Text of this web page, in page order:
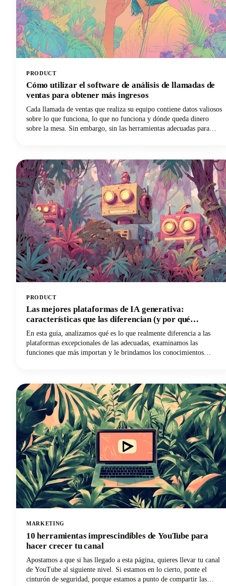
PRODUCT
Cómo utilizar el software de análisis de llamadas de
ventas para obtener más ingresos
Cada llamada de ventas que realiza su equipo contiene datos valiosos
sobre lo que funciona, lo que no funciona y dónde queda dinero
sobre la mesa. Sin embargo, sin las herramientas adecuadas para
PRODUCT
Las mejores plataformas de IA generativa:
características que las diferencian (y por qué
Castmagic es líder entre los creadores de contenido)
En esta guía, analizamos qué es lo que realmente diferencia a las
plataformas excepcionales de las adecuadas, examinamos las
funciones que más importan y le brindamos los conocimientos
vídeo, descubrirás por qué Castmagic se ha convertido en la mejor
opción.
MARKETING
10 herramientas imprescindibles de YouTube para
hacer crecer tu canal
Apostamos a que si has llegado a esta página, quieres llevar tu canal
de YouTube al siguiente nivel. Si estamos en lo cierto, ponte el
cinturón de seguridad, porque estamos a punto de compartir las